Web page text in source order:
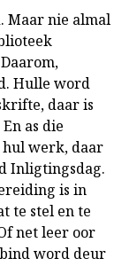
Maar nie almal
Hulle word
daar is
as die
werk, daar
Inligtingsdag.
is in
te stel en te
net leer oor
word deur